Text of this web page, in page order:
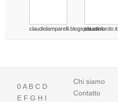
claudiolamparelli.blogspot.com
claudiolardo.it
0A B C D
E F G H I
Chi siamo
Contatto